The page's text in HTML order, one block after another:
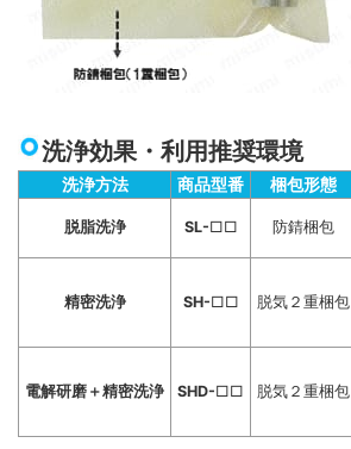
洗浄効果・利用推奨環境
洗浄方法 商品型番 梱包形態
脱脂洗浄 SL-□□ 防錆梱包
精密洗浄 SH-□□ 脱気２重梱包
電解研磨＋精密洗浄 SHD-□□ 脱気２重梱包